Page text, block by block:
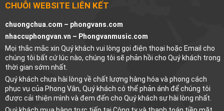
CHUỖI WEBSITE LIÊN KẾT
chuongchua.com – phongvans.com
nhaccuphongvan.vn – Phongvanmusic.com
Mọi thắc mắc xin Quý khách vui lòng gọi điện thoại hoặc Email cho
chúng tôi bất cứ lúc nào, chúng tôi sẽ phản hồi cho Quý khách trong
thời gian sớm nhất.
Quý khách chưa hài lòng về chất lượng hàng hóa và phong cách
phục vụ của Phong Vân, Quý khách có thể phản ánh để chúng tôi
được cải thiện mình và đem đến cho Quý khách sự hài lòng nhất.